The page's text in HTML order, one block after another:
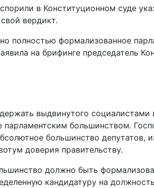
в Конституционном суде
вердикт.
полностью формализованное
на брифинге председатель
выдвинутого
парламентским большинством.
большинство депутатов,
доверия правительству.
должно быть
кандидатуру на